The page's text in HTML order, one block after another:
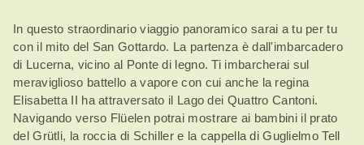
In questo straordinario viaggio panoramico sarai a tu per tu
con il mito del San Gottardo. La partenza è dall'imbarcadero
di Lucerna, vicino al Ponte di legno. Ti imbarcherai sul
meraviglioso battello a vapore con cui anche la regina
Elisabetta II ha attraversato il Lago dei Quattro Cantoni.
Navigando verso Flüelen potrai mostrare ai bambini il prato
del Grütli, la roccia di Schiller e la cappella di Guglielmo Tell